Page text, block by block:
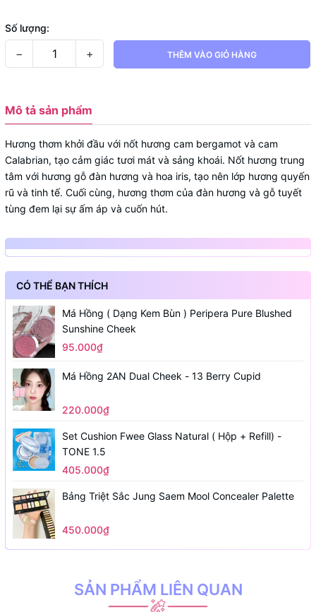
Số lượng:
− + THÊM VÀO GIỎ HÀNG
Mô tả sản phẩm
Hương thơm khởi đầu với nốt hương cam bergamot và cam
Calabrian, tạo cảm giác tươi mát và sảng khoái. Nốt hương trung
tâm với hương gỗ đàn hương và hoa iris, tạo nên lớp hương quyến
rũ và tinh tế. Cuối cùng, hương thơm của đàn hương và gỗ tuyết
tùng đem lại sự ấm áp và cuốn hút.
CÓ THỂ BẠN THÍCH
Má Hồng ( Dạng Kem Bùn ) Peripera Pure Blushed
Sunshine Cheek
95.000₫
Má Hồng 2AN Dual Cheek - 13 Berry Cupid
220.000₫
Set Cushion Fwee Glass Natural ( Hộp + Refill) -
TONE 1.5
405.000₫
Bảng Triệt Sắc Jung Saem Mool Concealer Palette
450.000₫
SẢN PHẨM LIÊN QUAN